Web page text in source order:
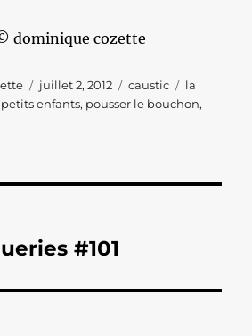
dominique cozette
Publié
le
juillet 2, 2012 Catégories
caustic Étiquettes
la
enfants, pousser le bouchon,
#101